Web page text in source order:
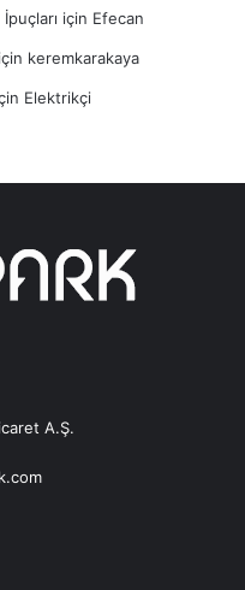
için Efecan
için keremkarakaya
Elektrikçi
A.Ş.